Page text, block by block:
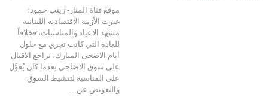
موقع قناة المنار- زينب حمود:
غيرت الأزمة الاقتصادية اللبنانية
مشهد الاعياد والمناسبات، فخلافاً
للعادة التي كانت تجري مع حلول
أيام الاضحى المبارك، تراجع الاقبال
على سوق الاضاحي بعدما كان يُعوَّل
على المناسبة لتنشيط السوق
والتعويض عن…